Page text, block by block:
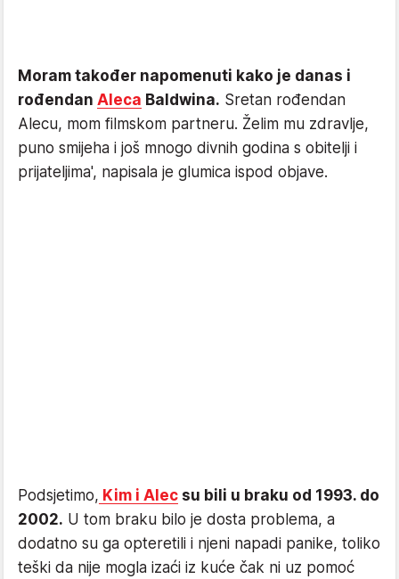
Moram također napomenuti kako je danas i
rođendan Aleca Baldwina. Sretan rođendan
Alecu, mom filmskom partneru. Želim mu zdravlje,
puno smijeha i još mnogo divnih godina s obitelji i
prijateljima', napisala je glumica ispod objave.
Podsjetimo, Kim i Alec su bili u braku od 1993. do
2002. U tom braku bilo je dosta problema, a
dodatno su ga opteretili i njeni napadi pa­­nike, toliko
teški da nije mogla izaći iz kuće čak ni uz pomoć